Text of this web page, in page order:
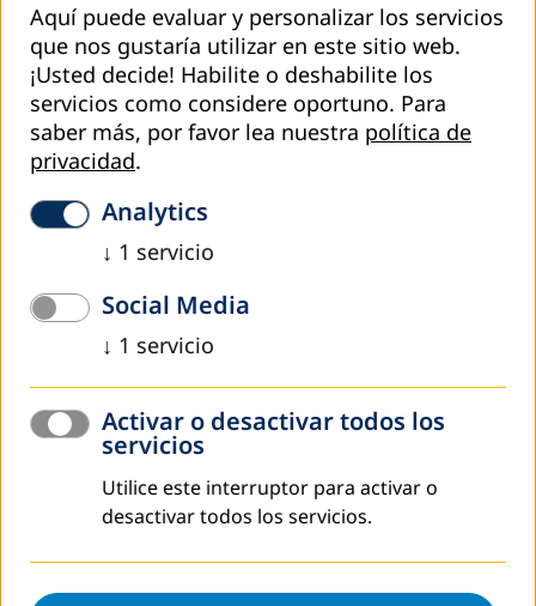
reunión del 4 de marzo entre los consorcios de
organizaciones educativas que conforman la
de Educación , incluyendo a
el día 5 de abril se llevó a cabo una reunión de
seguimiento. En esta sesión, se establecieron los grupos
de trabajo destinados a respaldar al
Educación de Guatemala
Durante la presentación inicial, el MA Edin López,
Aquí puede evaluar y personalizar los servicios
que nos gustaría utilizar en este sitio web.
¡Usted decide! Habilite o deshabilite los
servicios como considere oportuno. Para
saber más, por favor lea nuestra política de
privacidad.
Analytics
↓ 1 servicio
Social Media
↓ 1 servicio
Activar o desactivar todos los
servicios
Utilice este interruptor para activar o
desactivar todos los servicios.